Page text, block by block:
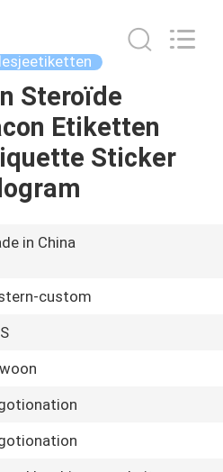
Steroïde
Etiketten
Sticker
in China
custom